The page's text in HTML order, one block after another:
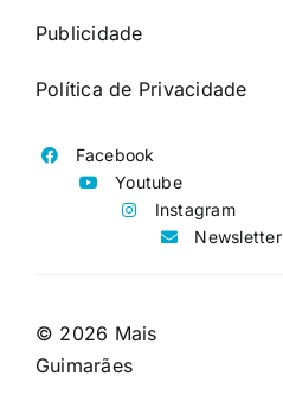
Publicidade
Política de Privacidade
Facebook
Youtube
Instagram
Newsletter
© 2026 Mais
Guimarães